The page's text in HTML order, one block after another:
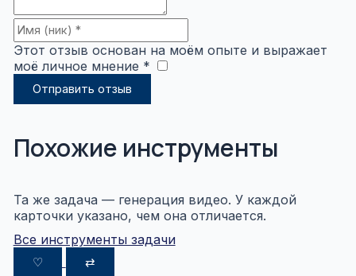
Этот отзыв основан на моём опыте и выражает
моё личное мнение *
Отправить отзыв
Похожие инструменты
Та же задача — генерация видео. У каждой
карточки указано, чем она отличается.
Все инструменты задачи
♡ ⇄